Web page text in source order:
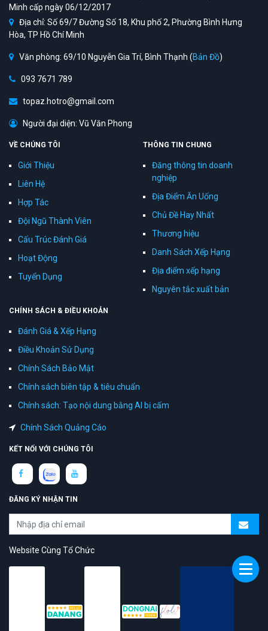
Minh cấp ngày 06/12/2017
Địa chỉ: Số 69/7 Đường Số 18, Khu phố 2, Phường Bình Hưng
Hòa, TP Hồ Chí Minh
Văn phòng: 69/10 Nguyễn Gia Trí, Bình Thạnh (Bản Đồ)
093 7671 789
topaz.hotro@gmail.com
Người đại diện: Vũ Văn Phong
VỀ CHÚNG TÔI
Giới Thiệu
Liên Hệ
Hợp Tác
Đội Ngũ Thành Viên
Cấu Trúc Đánh Giá
Hoạt Động
Tuyển Dụng
THÔNG TIN CHUNG
Đăng thông tin doanh
nghiệp
Địa Điểm Ăn Uống
Chủ Đề Hay Nhất
Thương hiệu
Danh Sách Xếp Hạng
Địa điểm xếp hạng
Nguyên tắc xuất bản
CHÍNH SÁCH & ĐIỀU KHOẢN
Đánh Giá & Xếp Hạng
Điều Khoản Sử Dụng
Chính Sách Bảo Mật
Chính sách biên tập & tiêu chuẩn
Chính sách: Tạo nội dung bằng AI bị cấm
Chính Sách Quảng Cáo
KẾT NỐI VỚI CHÚNG TÔI
ĐĂNG KÝ NHẬN TIN
Website Cùng Tổ Chức